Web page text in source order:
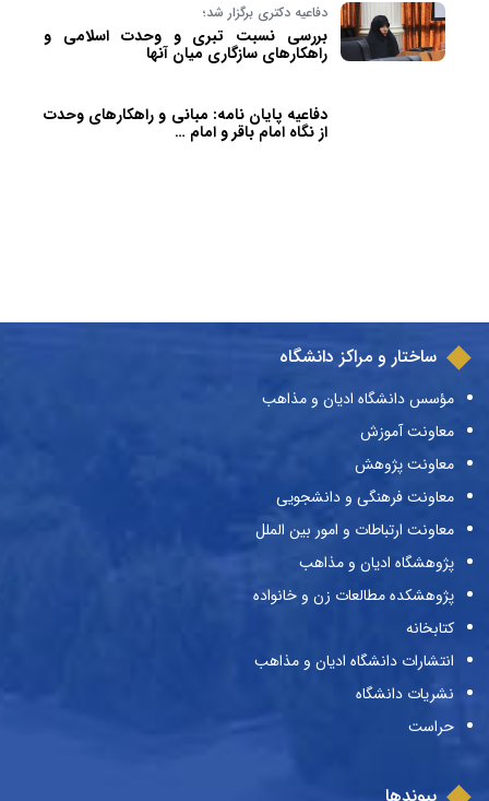
دفاعیه دکتری برگزار شد؛
بررسی نسبت تبری و وحدت اسلامی و
راهکارهای سازگاری میان آنها
دفاعیه پایان نامه: مبانی و راهکارهای وحدت
از نگاه امام باقر و امام …
ساختار و مراکز دانشگاه
مؤسس دانشگاه ادیان و مذاهب
معاونت آموزش
معاونت پژوهش
معاونت فرهنگی و دانشجویی
معاونت ارتباطات و امور بین الملل
پژوهشگاه ادیان و مذاهب
پژوهشکده مطالعات زن و خانواده
کتابخانه
انتشارات دانشگاه ادیان و مذاهب
نشریات دانشگاه
حراست